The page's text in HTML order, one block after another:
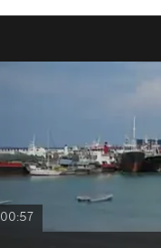
00:57